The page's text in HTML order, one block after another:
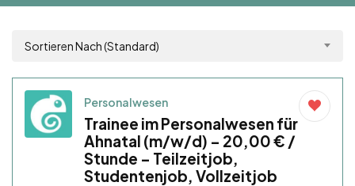
Sortieren Nach (Standard)
Personalwesen
Trainee im Personalwesen für
Ahnatal (m/w/d) – 20,00 € /
Stunde – Teilzeitjob,
Studentenjob, Vollzeitjob